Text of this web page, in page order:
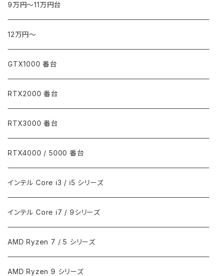
9万円～11万円台
12万円～
GTX1000 番台
RTX2000 番台
RTX3000 番台
RTX4000 / 5000 番台
インテル Core i3 / i5 シリーズ
インテル Core i7 / 9シリーズ
AMD Ryzen 7 / 5 シリーズ
AMD Ryzen 9 シリーズ